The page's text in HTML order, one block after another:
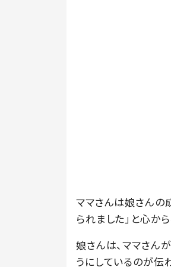
ママさんは娘さんの
られました」と心か
娘さんは、ママさん
うにしているのが伝